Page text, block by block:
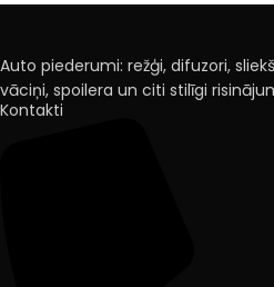
Auto piederumi: režģi, difuzori,
vāciņi, spoilera un citi stilīgi
Kontakti